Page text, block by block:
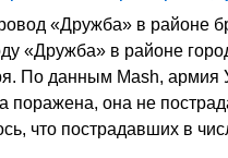
«Дружба» в районе
«Дружба» в районе
По данным Mash,
поражена, она не
что пострадавших в